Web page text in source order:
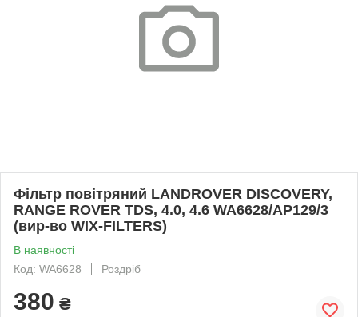
Фільтр повітряний LANDROVER DISCOVERY,
RANGE ROVER TDS, 4.0, 4.6 WA6628/AP129/3
(вир-во WIX-FILTERS)
В наявності
Код: WA6628
Роздріб
380 ₴